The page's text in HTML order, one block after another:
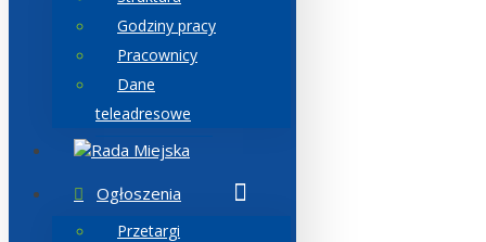
Godziny pracy
Pracownicy
Dane
teleadresowe
Rada Miejska
Ogłoszenia
Przetargi